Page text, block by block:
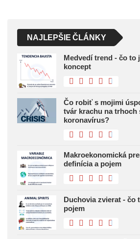
NAJLEPŠIE ČLÁNKY
Medvedí trend - čo to
koncept
Čo robiť s mojimi
tvár krachu na trhoch
koronavírus?
Makroekonomická
definícia a pojem
Duchovia zvierat - čo
pojem